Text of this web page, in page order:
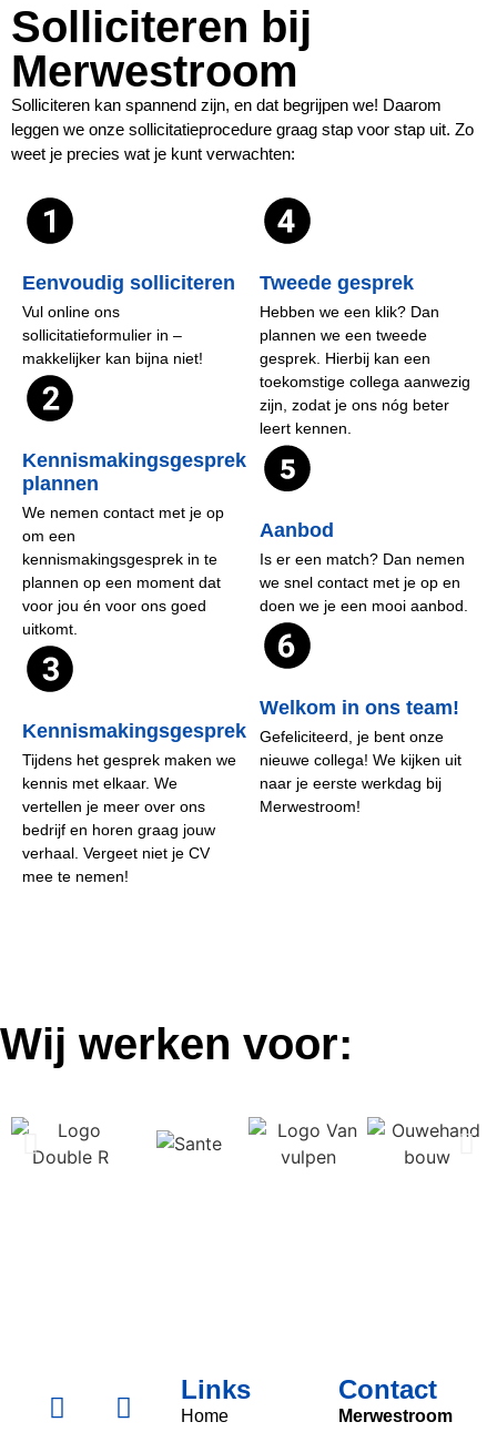
Solliciteren bij
Merwestroom
Solliciteren kan spannend zijn, en dat begrijpen we! Daarom
leggen we onze sollicitatieprocedure graag stap voor stap uit. Zo
weet je precies wat je kunt verwachten:
Eenvoudig solliciteren
Vul online ons
sollicitatieformulier in –
makkelijker kan bijna niet!
Kennismakingsgesprek
plannen
We nemen contact met je op
om een
kennismakingsgesprek in te
plannen op een moment dat
voor jou én voor ons goed
uitkomt.
Kennismakingsgesprek
Tijdens het gesprek maken we
kennis met elkaar. We
vertellen je meer over ons
bedrijf en horen graag jouw
verhaal. Vergeet niet je CV
mee te nemen!
Tweede gesprek
Hebben we een klik? Dan
plannen we een tweede
gesprek. Hierbij kan een
toekomstige collega aanwezig
zijn, zodat je ons nóg beter
leert kennen.
Aanbod
Is er een match? Dan nemen
we snel contact met je op en
doen we je een mooi aanbod.
Welkom in ons team!
Gefeliciteerd, je bent onze
nieuwe collega! We kijken uit
naar je eerste werkdag bij
Merwestroom!
Wij werken voor:
Links
Home
Contact
Merwestroom